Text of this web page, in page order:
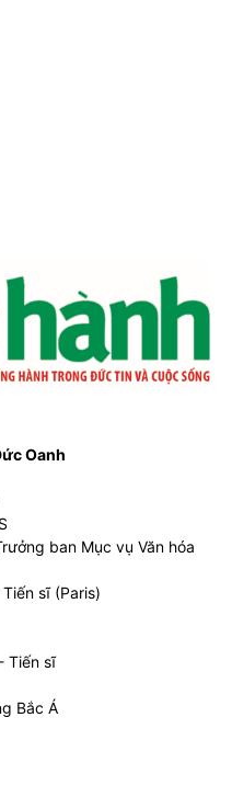
Oanh
ban Mục vụ Văn hóa
sĩ (Paris)
Tiến sĩ
Bắc Á